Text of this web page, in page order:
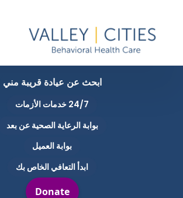
ابحث عن عيادة قريبة مني
24/7 خدمات الأزمات
بوابة الرعاية الصحية عن بعد
بوابة العميل
ابدأ التعافي الخاص بك